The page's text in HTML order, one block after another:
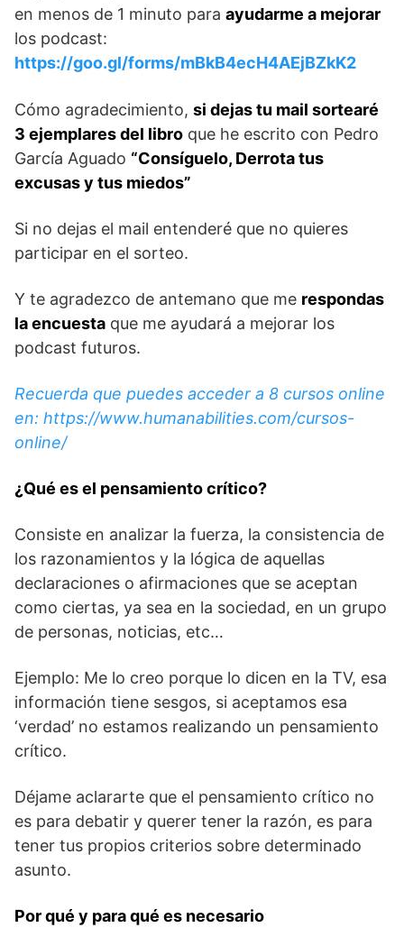
en menos de 1 minuto para ayudarme a mejorar
los podcast:
https://goo.gl/forms/mBkB4ecH4AEjBZkK2
Cómo agradecimiento, si dejas tu mail sortearé
3 ejemplares del libro que he escrito con Pedro
García Aguado “Consíguelo, Derrota tus
excusas y tus miedos”
Si no dejas el mail entenderé que no quieres
participar en el sorteo.
Y te agradezco de antemano que me respondas
la encuesta que me ayudará a mejorar los
podcast futuros.
Recuerda que puedes acceder a 8 cursos online
en: https://www.humanabilities.com/cursos-
online/
¿Qué es el pensamiento crítico?
Consiste en analizar la fuerza, la consistencia de
los razonamientos y la lógica de aquellas
declaraciones o afirmaciones que se aceptan
como ciertas, ya sea en la sociedad, en un grupo
de personas, noticias, etc…
Ejemplo: Me lo creo porque lo dicen en la TV, esa
información tiene sesgos, si aceptamos esa
‘verdad’ no estamos realizando un pensamiento
crítico.
Déjame aclararte que el pensamiento crítico no
es para debatir y querer tener la razón, es para
tener tus propios criterios sobre determinado
asunto.
Por qué y para qué es necesario